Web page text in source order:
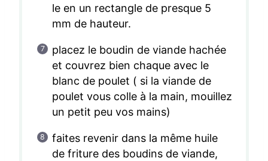
le en un rectangle de presque 5
mm de hauteur.
placez le boudin de viande hachée
et couvrez bien chaque avec le
blanc de poulet ( si la viande de
poulet vous colle à la main, mouillez
un petit peu vos mains)
faites revenir dans la même huile
de friture des boudins de viande,